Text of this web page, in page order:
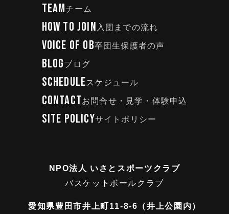
TEAMチーム
HOW TO JOIN 入団までの流れ
VOICE OF OB卒団生保護者の声
BLOGブログ
SCHEDULEスケジュール
CONTACT お問合せ・見学・体験申込
SITE POLICYサイトポリシー
NPO法人 いさとスポーツクラブ
バスケットボールクラブ
愛知県豊田市井上町11-8-6（井上公園内）